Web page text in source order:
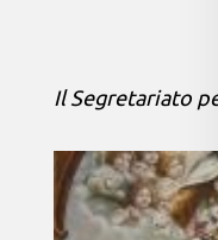
Il Segretariato